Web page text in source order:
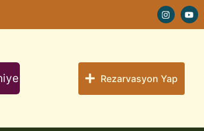
Rezarvasyon Yap